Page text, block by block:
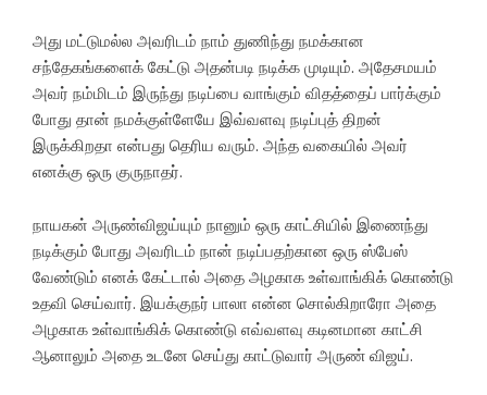
அது மட்டுமல்ல அவரிடம் நாம் துணிந்து நமக்கான
சந்தேகங்களைக் கேட்டு அதன்படி நடிக்க முடியும். அதேசமயம்
அவர் நம்மிடம் இருந்து நடிப்பை வாங்கும் விதத்தைப் பார்க்கும்
போது தான் நமக்குள்ளேயே இவ்வளவு நடிப்புத் திறன்
இருக்கிறதா என்பது தெரிய வரும். அந்த வகையில் அவர்
எனக்கு ஒரு குருநாதர்.
நாயகன் அருண்விஜய்யும் நானும் ஒரு காட்சியில் இணைந்து
நடிக்கும் போது அவரிடம் நான் நடிப்பதற்கான ஒரு ஸ்பேஸ்
வேண்டும் எனக் கேட்டால் அதை அழகாக உள்வாங்கிக் கொண்டு
உதவி செய்வார். இயக்குநர் பாலா என்ன சொல்கிறாரோ அதை
அழகாக உள்வாங்கிக் கொண்டு எவ்வளவு கடினமான காட்சி
ஆனாலும் அதை உடனே செய்து காட்டுவார் அருண் விஜய்.